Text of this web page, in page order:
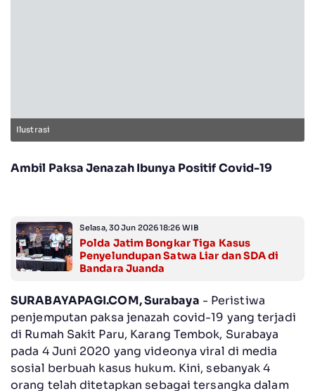
Ilustrasi
Ambil Paksa Jenazah Ibunya Positif Covid-19
Selasa, 30 Jun 2026 18:26 WIB
Polda Jatim Bongkar Tiga Kasus
Penyelundupan Satwa Liar dan SDA di
Bandara Juanda
SURABAYAPAGI.COM, Surabaya - Peristiwa
penjemputan paksa jenazah covid-19 yang terjadi
di Rumah Sakit Paru, Karang Tembok, Surabaya
pada 4 Juni 2020 yang videonya viral di media
sosial berbuah kasus hukum. Kini, sebanyak 4
orang telah ditetapkan sebagai tersangka dalam